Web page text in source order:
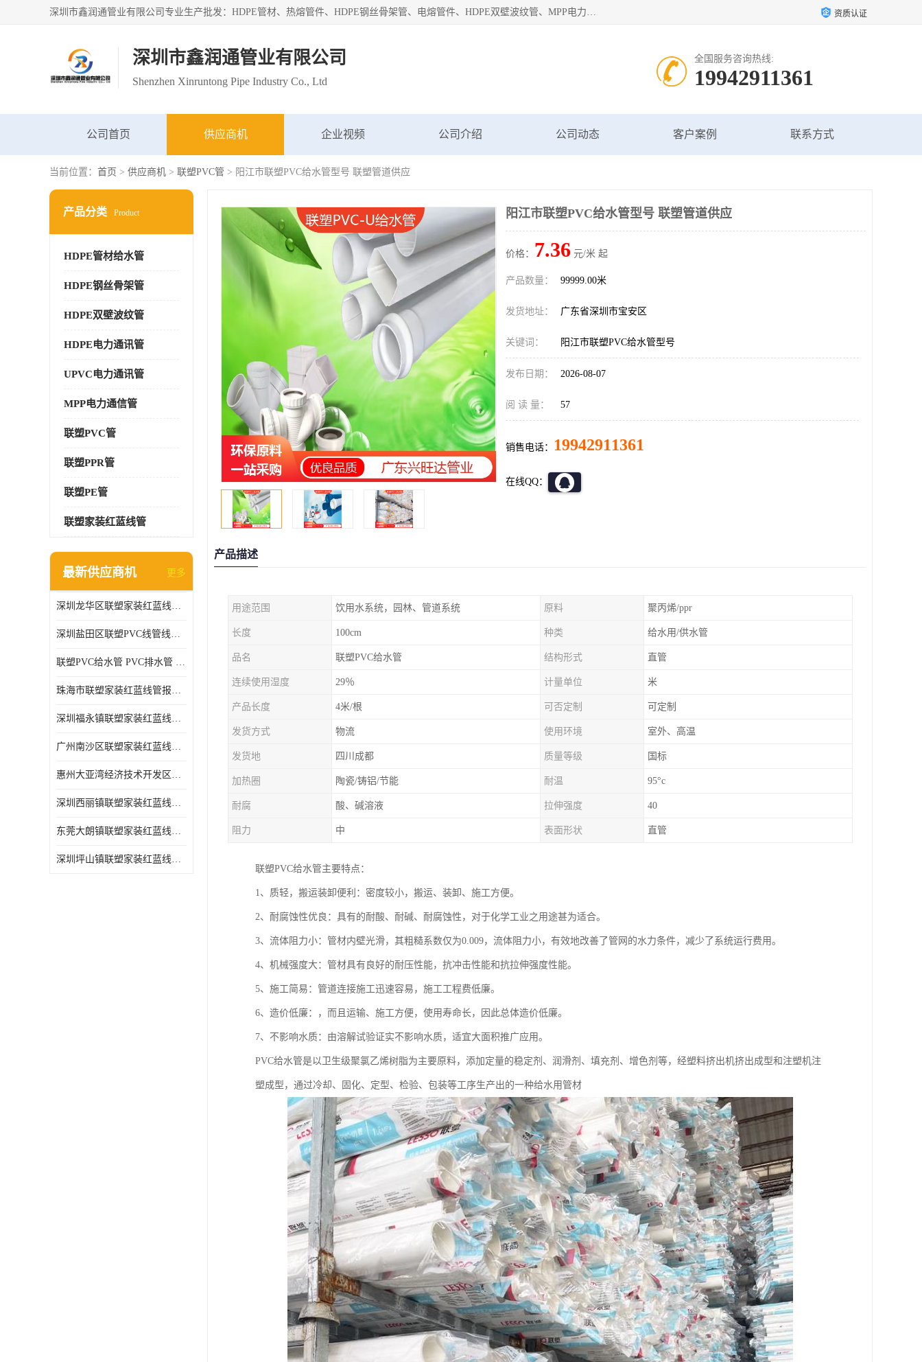
深圳市鑫润通管业有限公司专业生产批发：HDPE管材、热熔管件、HDPE钢丝骨架管、电熔管件、HDPE双壁波纹管、MPP电力管、井盖、PVC管材管件、PPR管材管件等；公司自创建以来，始终秉承“团结、务实、创新、守信”的服务宗旨，凭借专业的服务以及多年的勤奋拼搏，发展成为一家专业销售各种管材管件，绝缘电工套管及配件等系列产品的贸易公司。 资质认证
深圳市鑫润通管业有限公司
Shenzhen Xinruntong Pipe Industry Co., Ltd
全国服务咨询热线:
19942911361
公司首页 供应商机 企业视频 公司介绍 公司动态 客户案例 联系方式
当前位置： 首页 > 供应商机 > 联塑PVC管 > 阳江市联塑PVC给水管型号 联塑管道供应
产品分类 Product
HDPE管材给水管
HDPE钢丝骨架管
HDPE双壁波纹管
HDPE电力通讯管
UPVC电力通讯管
MPP电力通信管
联塑PVC管
联塑PPR管
联塑PE管
联塑家装红蓝线管
最新供应商机 更多
深圳龙华区联塑家装红蓝线管报价单
深圳盐田区联塑PVC线管线槽厂商 可零售批发
联塑PVC给水管 PVC排水管 PVC线管线槽
珠海市联塑家装红蓝线管报价表 联塑水管供货商
深圳福永镇联塑家装红蓝线管价格 支持送货上门
广州南沙区联塑家装红蓝线管批发 库存充足
惠州大亚湾经济技术开发区联塑PPR热水管公司
深圳西丽镇联塑家装红蓝线管供货商 联塑管道供应
东莞大朗镇联塑家装红蓝线管电话 联塑管道经销商
深圳坪山镇联塑家装红蓝线管型号 来电咨询
阳江市联塑PVC给水管型号 联塑管道供应
价格： 7.36 元/米 起
产品数量： 99999.00米
发货地址： 广东省深圳市宝安区
关键词： 阳江市联塑PVC给水管型号
发布日期： 2026-08-07
阅 读 量： 57
销售电话： 19942911361
在线QQ：
产品描述
用途范围 饮用水系统，园林、管道系统 原料 聚丙烯/ppr
长度 100cm 种类 给水用/供水管
品名 联塑PVC给水管 结构形式 直管
连续使用湿度 29％ 计量单位 米
产品长度 4米/根 可否定制 可定制
发货方式 物流 使用环境 室外、高温
发货地 四川成都 质量等级 国标
加热圈 陶瓷/铸铝/节能 耐温 95°c
耐腐 酸、碱溶液 拉伸强度 40
阻力 中 表面形状 直管
联塑PVC给水管主要特点：
1、质轻，搬运装卸便利：密度较小，搬运、装卸、施工方便。
2、耐腐蚀性优良：具有的耐酸、耐碱、耐腐蚀性，对于化学工业之用途甚为适合。
3、流体阻力小：管材内壁光滑，其粗糙系数仅为0.009，流体阻力小，有效地改善了管网的水力条件，减少了系统运行费用。
4、机械强度大：管材具有良好的耐压性能，抗冲击性能和抗拉伸强度性能。
5、施工简易：管道连接施工迅速容易，施工工程费低廉。
6、造价低廉：，而且运输、施工方便，使用寿命长，因此总体造价低廉。
7、不影响水质：由溶解试验证实不影响水质，适宜大面积推广应用。
PVC给水管是以卫生级聚氯乙烯树脂为主要原料，添加定量的稳定剂、润滑剂、填充剂、增色剂等，经塑料挤出机挤出成型和注塑机注
塑成型，通过冷却、固化、定型、检验、包装等工序生产出的一种给水用管材